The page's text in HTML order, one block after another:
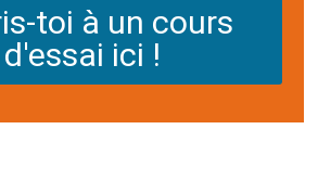
toi à un cours
d'essai ici !